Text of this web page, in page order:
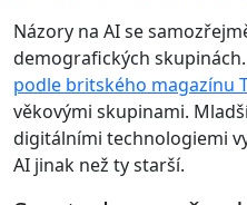
Názory na AI se
demografických
podle britského magazínu
věkovými skupinami.
digitálními technologiemi
AI jinak než ty starší.